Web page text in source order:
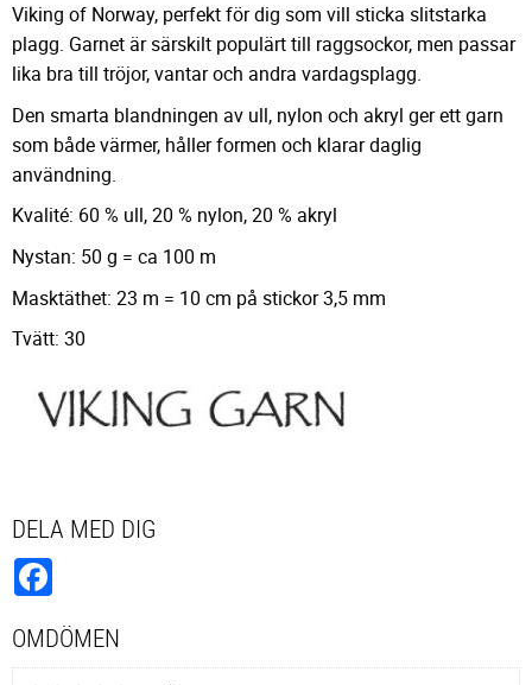
Viking of Norway, perfekt för dig som vill sticka slitstarka
plagg. Garnet är särskilt populärt till raggsockor, men passar
lika bra till tröjor, vantar och andra vardagsplagg.
Den smarta blandningen av ull, nylon och akryl ger ett garn
som både värmer, håller formen och klarar daglig
användning.
Kvalité: 60 % ull, 20 % nylon, 20 % akryl
Nystan: 50 g = ca 100 m
Masktäthet: 23 m = 10 cm på stickor 3,5 mm
Tvätt: 30
DELA MED DIG
OMDÖMEN